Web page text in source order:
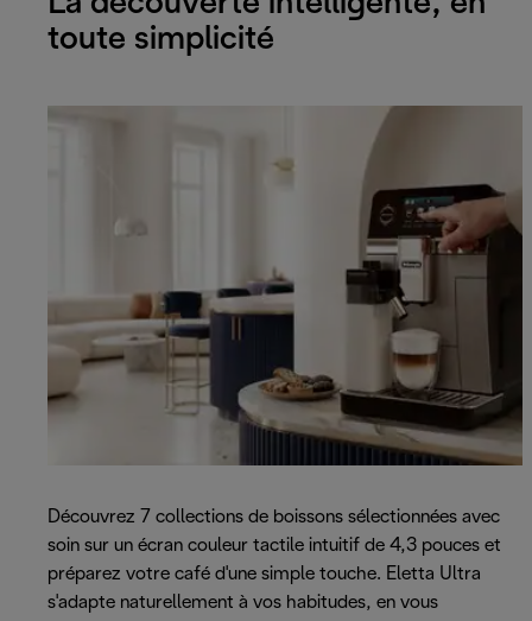
toute simplicité
Découvrez 7 collections de boissons sélectionnées avec
soin sur un écran couleur tactile intuitif de 4,3 pouces et
préparez votre café d'une simple touche. Eletta Ultra
s'adapte naturellement à vos habitudes, en vous